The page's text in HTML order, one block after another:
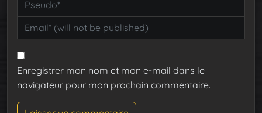
Enregistrer mon nom et mon e-mail dans le
navigateur pour mon prochain commentaire.